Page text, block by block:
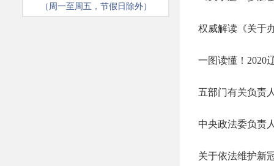
（周一至周五，节假日除外）
一图读懂！2020
五部门有关负责
中央政法委负责